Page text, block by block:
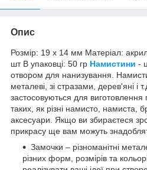
Опис
Розмір: 19 х 14 мм Матеріал:
шт В упаковці: 50 гр Намистини -
отвором для нанизування.
металеві, зі стразами, дерев'яні і
застосовуються для виготовлення
таких, як різні намисто, намиста,
аксесуари. Якщо ви збираєтеся
прикрасу ще вам можуть
Замочки – різноманітні
різних форм, розмірів та